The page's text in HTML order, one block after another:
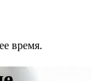
время.